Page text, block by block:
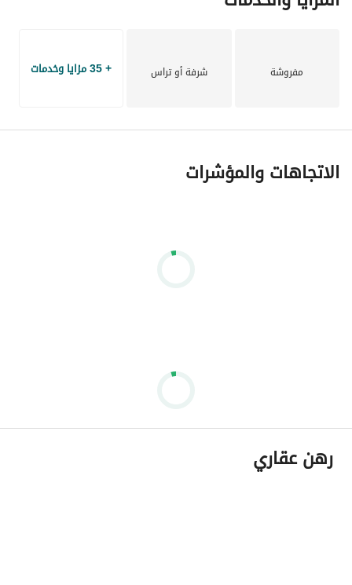
مفروشة شرفة أو تراس + 35 مزايا وخدمات
الاتجاهات والمؤشرات
رهن عقاري